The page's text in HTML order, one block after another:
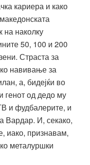
кариера и како
на наколку
50, 100 и 200
Страста за
навивање за
а, бидејќи во
од дедо му
и фудбалерите, и
Вардар. И, секако,
иако, признавам,
металуршки